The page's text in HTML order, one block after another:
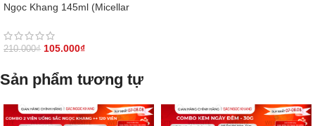
Ngọc Khang 145ml (Micellar
210.000₫ 105.000₫
Sản phẩm tương tự